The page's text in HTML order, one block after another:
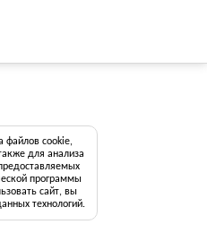
файлов cookie,
для анализа
программы
сайт, вы
технологий.